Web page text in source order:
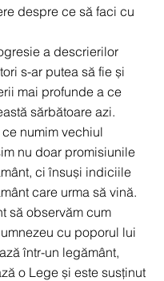
despre ce să faci cu
a descrierilor
s-ar putea să fie și
mai profunde a ce
sărbătoare azi.
numim vechiul
nu doar promisiunile
ci însuși indiciile
care urma să vină.
să observăm cum
cu poporul lui
într-un legământ,
o Lege și este susținut